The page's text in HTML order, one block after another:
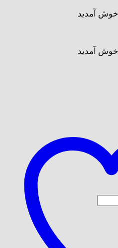
خوش آمدید
خوش آمدید